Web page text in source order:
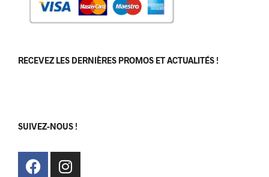
RECEVEZ LES DERNIÈRES PROMOS ET ACTUALITÉS !
SUIVEZ-NOUS !